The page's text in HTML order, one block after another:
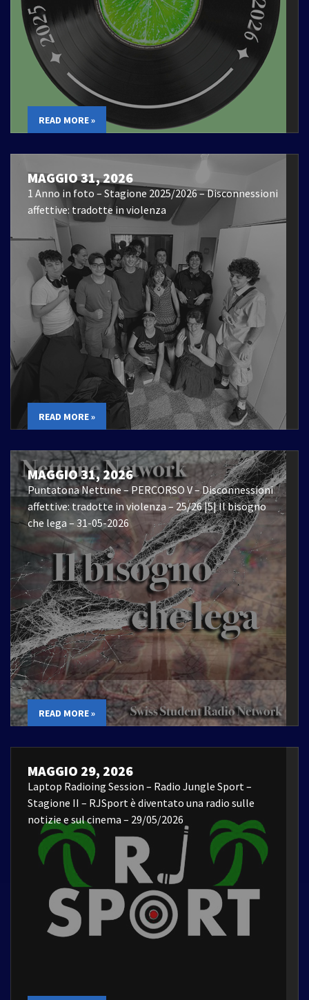
READ MORE »
MAGGIO 31, 2026
1 Anno in foto – Stagione 2025/2026 – Disconnessioni
affettive: tradotte in violenza
READ MORE »
MAGGIO 31, 2026
Puntatona Nettune – PERCORSO V – Disconnessioni
affettive: tradotte in violenza – 25/26 |5| Il bisogno
che lega – 31-05-2026
READ MORE »
MAGGIO 29, 2026
Laptop Radioing Session – Radio Jungle Sport –
Stagione II – RJSport è diventato una radio sulle
notizie e sul cinema – 29/05/2026